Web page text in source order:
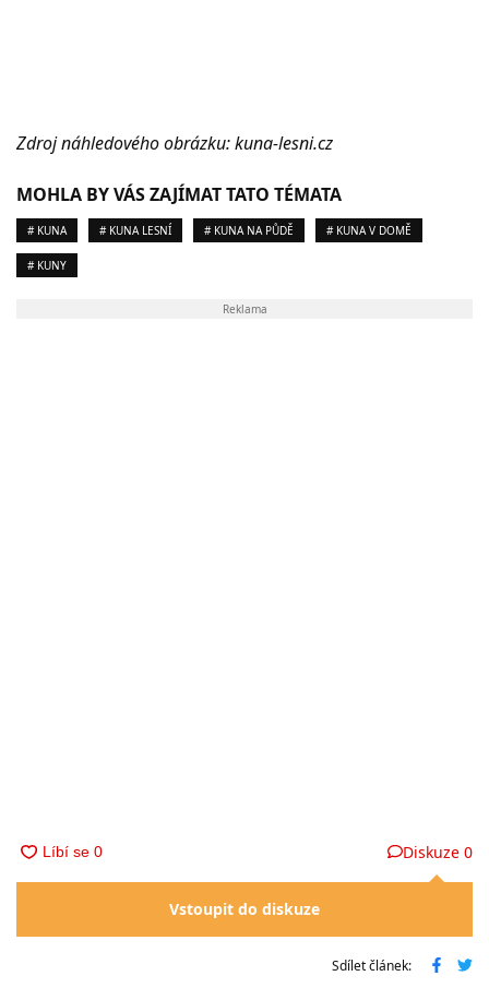
Zdroj náhledového obrázku: kuna-lesni.cz
MOHLA BY VÁS ZAJÍMAT TATO TÉMATA
# KUNA # KUNA LESNÍ # KUNA NA PŮDĚ # KUNA V DOMĚ
# KUNY
Reklama
Diskuze 0
Vstoupit do diskuze
Sdílet článek: